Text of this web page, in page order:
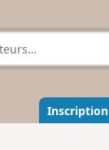
Inscription